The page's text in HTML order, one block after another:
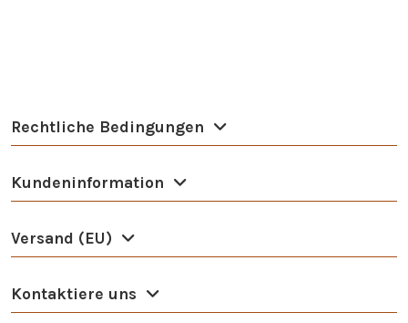
Rechtliche Bedingungen
Kundeninformation
Versand (EU)
Kontaktiere uns